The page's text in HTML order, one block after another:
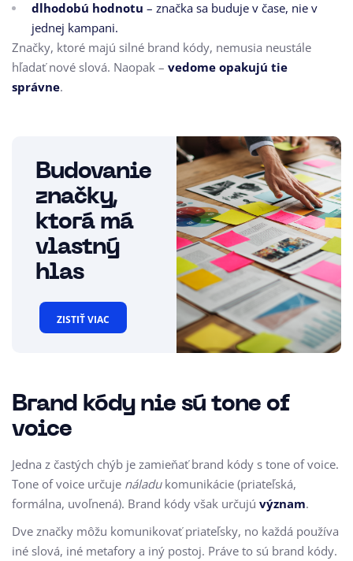
dlhodobú hodnotu – značka sa buduje v čase, nie v
jednej kampani.
Značky, ktoré majú silné brand kódy, nemusia neustále
hľadať nové slová. Naopak – vedome opakujú tie
správne.
Budovanie
značky,
ktorá má
vlastný
hlas
ZISTIŤ VIAC
Brand kódy nie sú tone of
voice
Jedna z častých chýb je zamieňať brand kódy s tone of voice.
Tone of voice určuje náladukomunikácie (priateľská,
formálna, uvoľnená). Brand kódy však určujú význam.
Dve značky môžu komunikovať priateľsky, no každá používa
iné slová, iné metafory a iný postoj. Práve to sú brand kódy.